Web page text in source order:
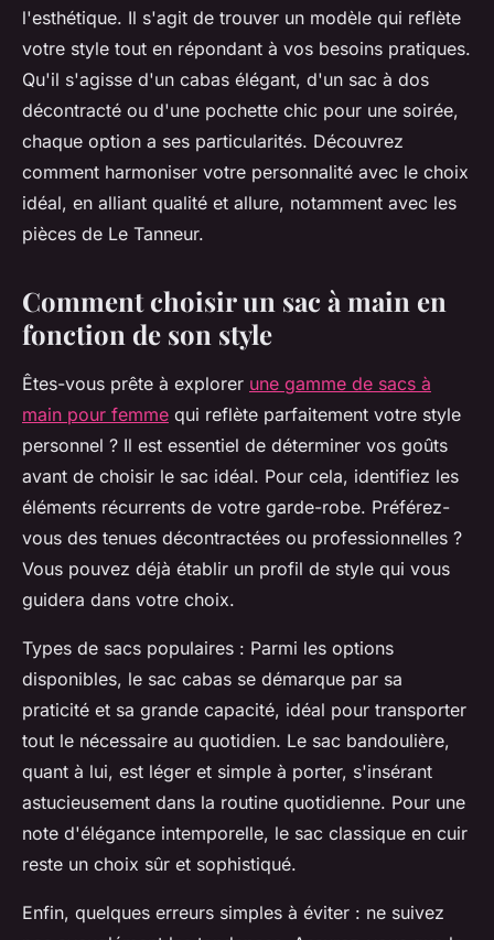
l'esthétique. Il s'agit de trouver un modèle qui reflète
votre style tout en répondant à vos besoins pratiques.
Qu'il s'agisse d'un cabas élégant, d'un sac à dos
décontracté ou d'une pochette chic pour une soirée,
chaque option a ses particularités. Découvrez
comment harmoniser votre personnalité avec le choix
idéal, en alliant qualité et allure, notamment avec les
pièces de Le Tanneur.
Comment choisir un sac à main en
fonction de son style
Êtes-vous prête à explorer une gamme de sacs à
main pour femme qui reflète parfaitement votre style
personnel ? Il est essentiel de déterminer vos goûts
avant de choisir le sac idéal. Pour cela, identifiez les
éléments récurrents de votre garde-robe. Préférez-
vous des tenues décontractées ou professionnelles ?
Vous pouvez déjà établir un profil de style qui vous
guidera dans votre choix.
Types de sacs populaires : Parmi les options
disponibles, le sac cabas se démarque par sa
praticité et sa grande capacité, idéal pour transporter
tout le nécessaire au quotidien. Le sac bandoulière,
quant à lui, est léger et simple à porter, s'insérant
astucieusement dans la routine quotidienne. Pour une
note d'élégance intemporelle, le sac classique en cuir
reste un choix sûr et sophistiqué.
Enfin, quelques erreurs simples à éviter : ne suivez